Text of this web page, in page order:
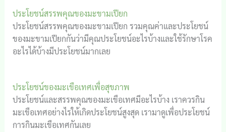
ประโยชน์สรรพคุณของมะขามเปียก
ประโยชน์สรรพคุณของมะขามเปียก รวมคุณค่าและประโยชน์
ของมะขามเปียกกันว่ามีคุณประโยชน์อะไรบ้างและใช้รักษาโรค
อะไรได้บ้างมีประโยชน์มากเลย
ประโยชน์ของมะเขือเทศเพื่อสุขภาพ
ประโยชน์และสรรพคุณของมะเขือเทศมีอะไรบ้าง เราควรกิน
มะเขือเทศอย่างไรให้เกิดประโยชน์สูงสุด เรามาดูเพื่อประโยชน์
การกินมะเขือเทศกันเลย